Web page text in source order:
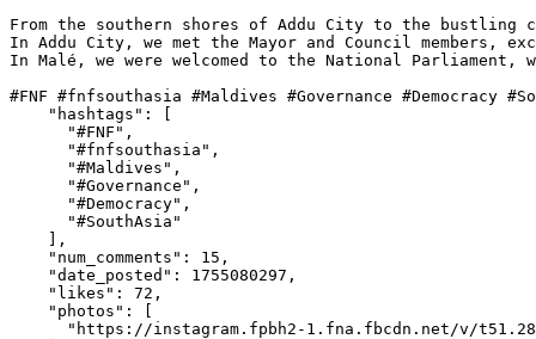
From the southern shores of Addu City to the
In Addu City, we met the Mayor and Council members,
In Malé, we were welcomed to the National
#FNF #fnfsouthasia #Maldives #Governance #Democracy
    "hashtags": [
      "#FNF",
      "#fnfsouthasia",
      "#Maldives",
      "#Governance",
      "#Democracy",
      "#SouthAsia"
    ],
    "num_comments": 15,
    "date_posted": 1755080297,
    "likes": 72,
    "photos": [
"https://instagram.fpbh2-1.fna.fbcdn.net/v/